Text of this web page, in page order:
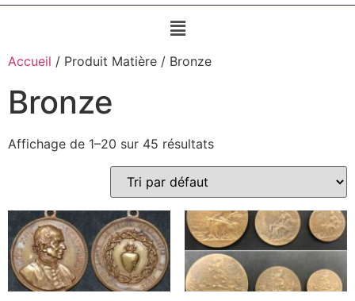
Accueil / Produit Matière / Bronze
Bronze
Affichage de 1–20 sur 45 résultats